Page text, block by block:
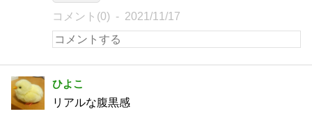
コメント(0) 2021/11/17
ひよこ
リアルな腹黒感